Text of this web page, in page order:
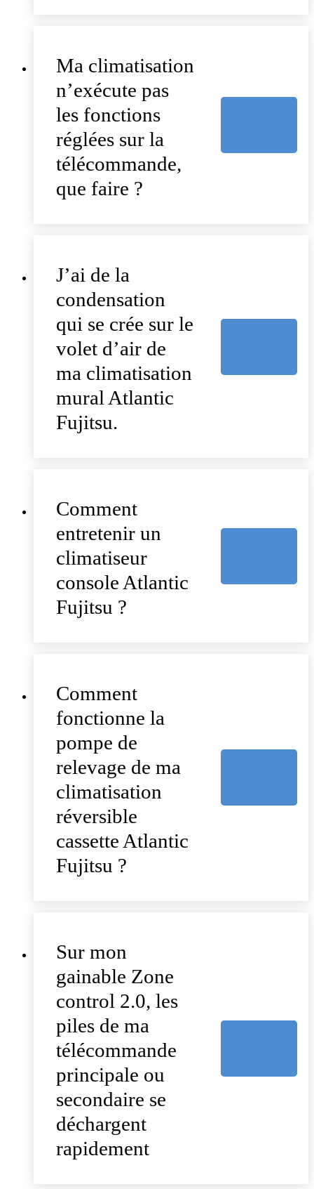
Ma climatisation
n’exécute pas
les fonctions
réglées sur la
télécommande,
que faire ?
J’ai de la
condensation
qui se crée sur le
volet d’air de
ma climatisation
mural Atlantic
Fujitsu.
Comment
entretenir un
climatiseur
console Atlantic
Fujitsu ?
Comment
fonctionne la
pompe de
relevage de ma
climatisation
réversible
cassette Atlantic
Fujitsu ?
Sur mon
gainable Zone
control 2.0, les
piles de ma
télécommande
principale ou
secondaire se
déchargent
rapidement